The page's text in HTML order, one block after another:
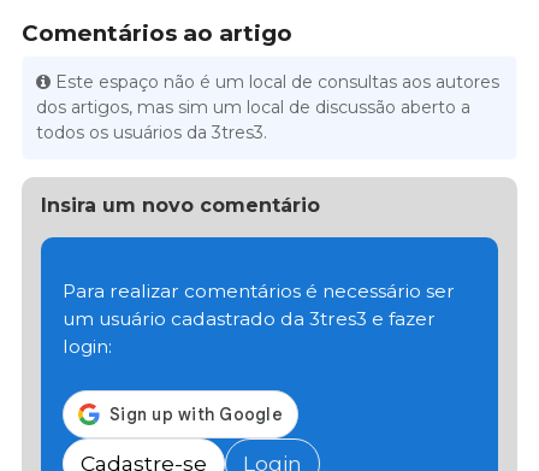
Comentários ao artigo
Este espaço não é um local de consultas aos autores
dos artigos, mas sim um local de discussão aberto a
todos os usuários da 3tres3.
Insira um novo comentário
Para realizar comentários é necessário ser
um usuário cadastrado da 3tres3 e fazer
login:
Cadastre-se Login